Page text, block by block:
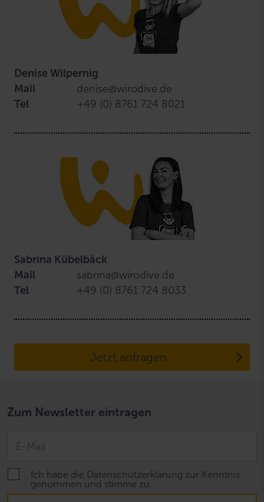
Denise Wilpernig
Mail
denise@wirodive.de
Tel
+49 (0) 8761 724 8021
Sabrina Kübelbäck
Mail
sabrina@wirodive.de
Tel
+49 (0) 8761 724 8033
Jetzt anfragen
Zum Newsletter eintragen
Ich habe die Datenschutzerklärung zur Kenntnis
genommen und stimme zu.